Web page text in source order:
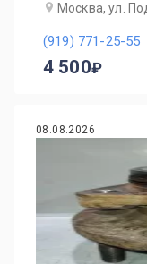
Москва, ул.
(919) 771-25-55
4 500
08.08.2026